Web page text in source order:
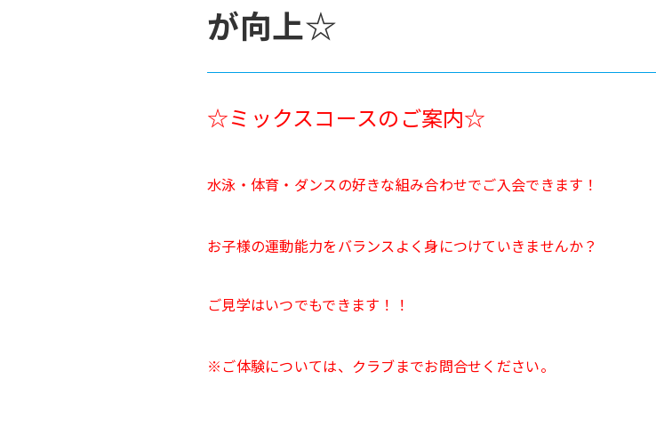
が向上☆
☆ミックスコースのご案内☆
水泳・体育・ダンスの好きな組み合わせでご入会できます！
お子様の運動能力をバランスよく身につけていきませんか？
ご見学はいつでもできます！！
※ご体験については、クラブまでお問合せください。